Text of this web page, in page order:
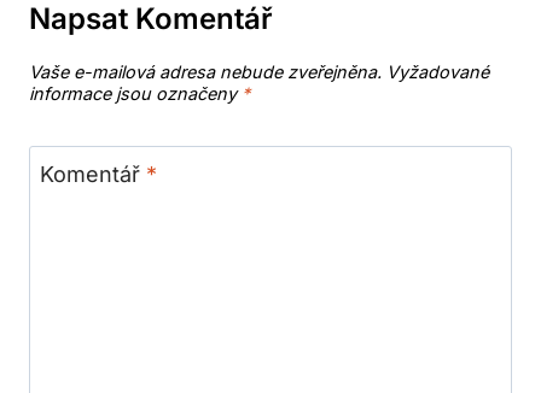
Napsat Komentář
Vaše e-mailová adresa nebude zveřejněna. Vyžadované
informace jsou označeny *
Komentář *